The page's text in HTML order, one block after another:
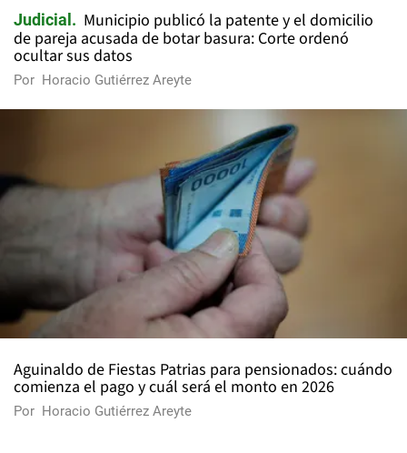
Judicial
Municipio publicó la patente y el domicilio
de pareja acusada de botar basura: Corte ordenó
ocultar sus datos
Por Horacio Gutiérrez Areyte
Aguinaldo de Fiestas Patrias para pensionados: cuándo
comienza el pago y cuál será el monto en 2026
Por Horacio Gutiérrez Areyte